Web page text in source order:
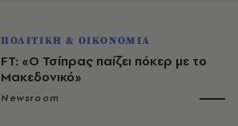
ΠΟΛΙΤΙΚΗ & ΟΙΚΟΝΟΜΙΑ
FT: «Ο Τσίπρας παίζει πόκερ με το
Μακεδονικό»
Newsroom